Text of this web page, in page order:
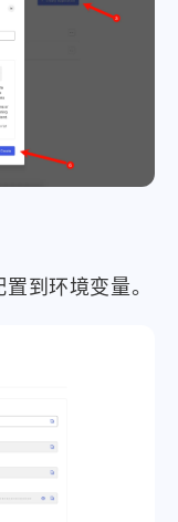
到环境变量。